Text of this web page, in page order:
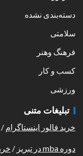
دسته‌بندی نشده
سلامتی
فرهنگ وهنر
کسب و کار
ورزشی
تبلیغات متنی
خرید فالور اینستاگرام /
دوره mba در تبریز /